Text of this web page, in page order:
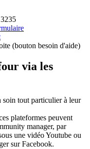
3235
(bouton besoin d'aide)
via les
soin tout particulier à leur
plateformes peuvent
manager, par
une vidéo Youtube ou
sur Facebook.